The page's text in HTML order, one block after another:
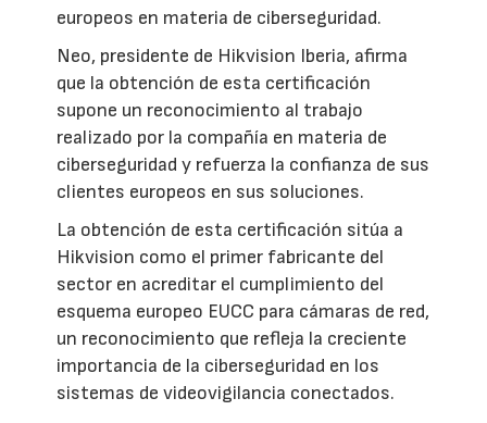
europeos en materia de ciberseguridad.
Neo, presidente de Hikvision Iberia, afirma
que la obtención de esta certificación
supone un reconocimiento al trabajo
realizado por la compañía en materia de
ciberseguridad y refuerza la confianza de sus
clientes europeos en sus soluciones.
La obtención de esta certificación sitúa a
Hikvision como el primer fabricante del
sector en acreditar el cumplimiento del
esquema europeo EUCC para cámaras de red,
un reconocimiento que refleja la creciente
importancia de la ciberseguridad en los
sistemas de videovigilancia conectados.